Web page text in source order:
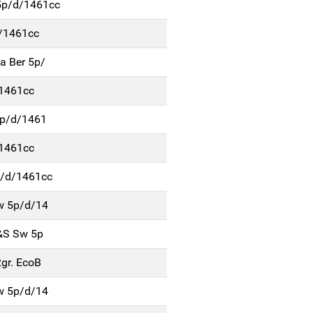
d/1461cc
1461cc
Ber 5p/
d/1461
d/1461cc
5p/d/14
Sw 5p
EcoB
5p/d/14